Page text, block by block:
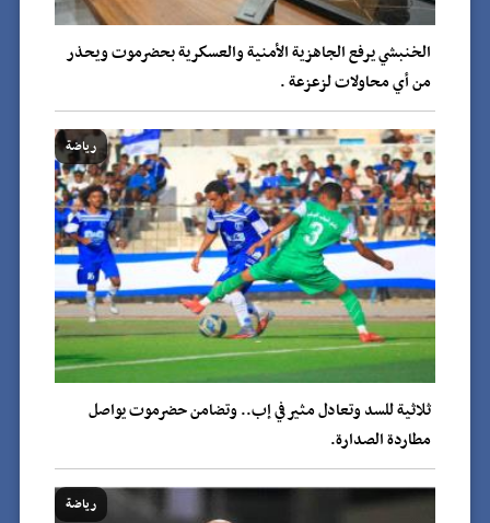
الخنبشي يرفع الجاهزية الأمنية والعسكرية بحضرموت ويحذر
من أي محاولات لزعزعة .
رياضة
ثلاثية للسد وتعادل مثير في إب.. وتضامن حضرموت يواصل
مطاردة الصدارة.
رياضة